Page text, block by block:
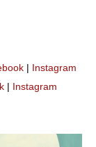
| Instagram
| Instagram